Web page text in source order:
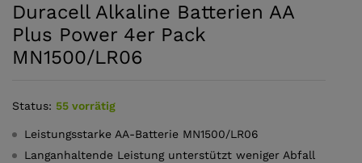
Duracell Alkaline Batterien AA
Plus Power 4er Pack
MN1500/LR06
Status: 55 vorrätig
Leistungsstarke AA-Batterie MN1500/LR06
Langanhaltende Leistung unterstützt weniger Abfall